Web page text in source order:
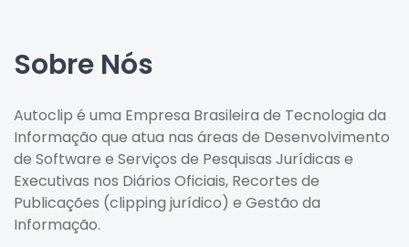
Sobre Nós
Autoclip é uma Empresa Brasileira de Tecnologia da
Informação que atua nas áreas de Desenvolvimento
de Software e Serviços de Pesquisas Jurídicas e
Executivas nos Diários Oficiais, Recortes de
Publicações (clipping jurídico) e Gestão da
Informação.